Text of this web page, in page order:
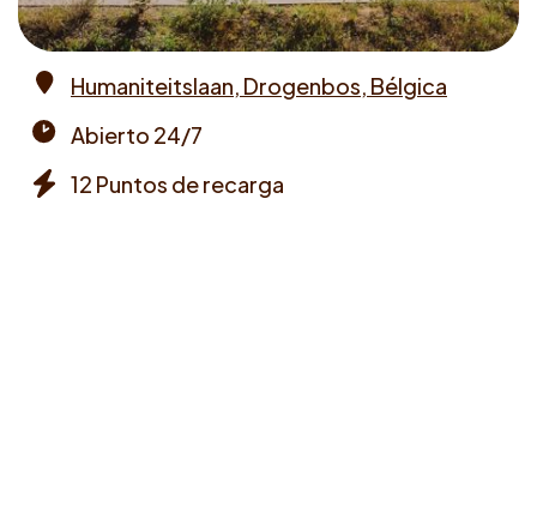
Humaniteitslaan, Drogenbos, Bélgica
times
Abierto 24/7
12 Puntos de recarga